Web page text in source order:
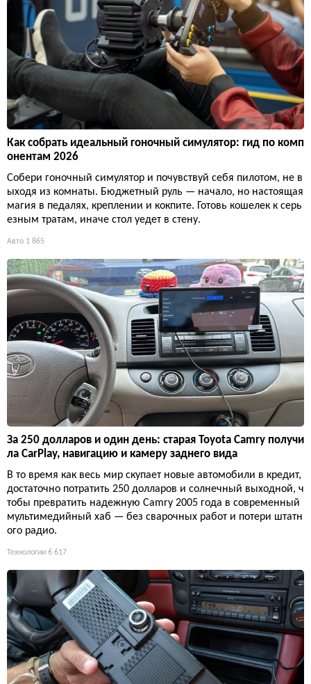
Как собрать идеальный гоночный симулятор: гид по комп
онентам 2026
Собери гоночный симулятор и почувствуй себя пилотом, не в
ыходя из комнаты. Бюджетный руль — начало, но настоящая
магия в педалях, креплении и кокпите. Готовь кошелек к серь
езным тратам, иначе стол уедет в стену.
Авто 1 865
За 250 долларов и один день: старая Toyota Camry получи
ла CarPlay, навигацию и камеру заднего вида
В то время как весь мир скупает новые автомобили в кредит,
достаточно потратить 250 долларов и солнечный выходной, ч
тобы превратить надежную Camry 2005 года в современный
мультимедийный хаб — без сварочных работ и потери штатн
ого радио.
Технологии 6 617